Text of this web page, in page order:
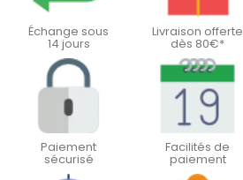
Échange sous
14 jours
Livraison offerte
dès 80€*
Paiement
sécurisé
Facilités de
paiement